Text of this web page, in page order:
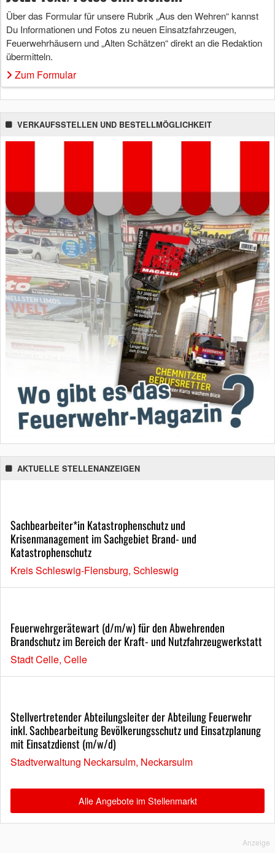
Über das Formular für unsere Rubrik „Aus den Wehren“ kannst
Du Informationen und Fotos zu neuen Einsatzfahrzeugen,
Feuerwehrhäusern und „Alten Schätzen“ direkt an die Redaktion
übermitteln.
Zum Formular
VERKAUFSSTELLEN UND BESTELLMÖGLICHKEIT
AKTUELLE STELLENANZEIGEN
Sachbearbeiter*in Katastrophenschutz und
Krisenmanagement im Sachgebiet Brand- und
Katastrophenschutz
Kreis Schleswig-Flensburg, Schleswig
Feuerwehrgerätewart (d/m/w) für den Abwehrenden
Brandschutz im Bereich der Kraft- und Nutzfahrzeugwerkstatt
Stadt Celle, Celle
Stellvertretender Abteilungsleiter der Abteilung Feuerwehr
inkl. Sachbearbeitung Bevölkerungsschutz und Einsatzplanung
mit Einsatzdienst (m/w/d)
Stadtverwaltung Neckarsulm, Neckarsulm
Alle Angebote im Stellenmarkt
Anzeige